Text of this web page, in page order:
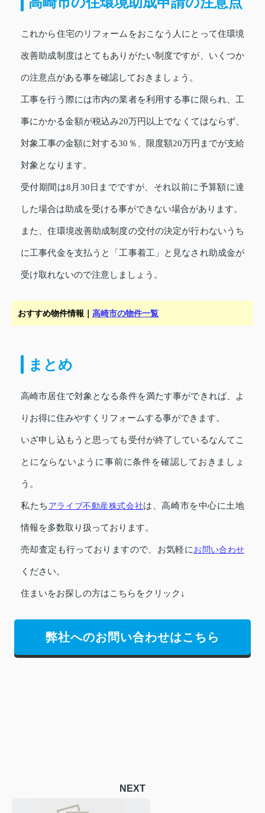
これから住宅のリフォームをおこなう人にとって住環境
改善助成制度はとてもありがたい制度ですが、いくつか
の注意点がある事を確認しておきましょう。
工事を行う際には市内の業者を利用する事に限られ、工
事にかかる金額が税込み20万円以上でなくてはならず、
対象工事の金額に対する30％、限度額20万円までが支給
対象となります。
受付期間は8月30日までですが、それ以前に予算額に達
した場合は助成を受ける事ができない場合があります。
また、住環境改善助成制度の交付の決定が行わないうち
に工事代金を支払うと「工事着工」と見なされ助成金が
受け取れないので注意しましょう。
おすすめ物件情報｜ 高崎市の物件一覧
まとめ
高崎市居住で対象となる条件を満たす事ができれば、よ
りお得に住みやすくリフォームする事ができます。
いざ申し込もうと思っても受付が終了しているなんてこ
とにならないように事前に条件を確認しておきましょ
う。
私たち アライブ不動産株式会社は、高崎市を中心に土地
情報を多数取り扱っております。
売却査定も行っておりますので、お気軽にお問い合わせ
ください。
住まいをお探しの方はこちらをクリック↓
弊社へのお問い合わせはこちら
NEXT